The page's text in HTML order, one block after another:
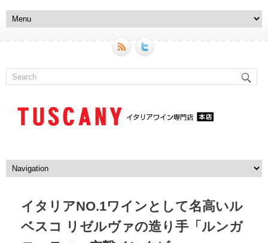
イタリアNO.1ワインとして名高いル
ベスコ リゼルヴァの造り手「ルンガ